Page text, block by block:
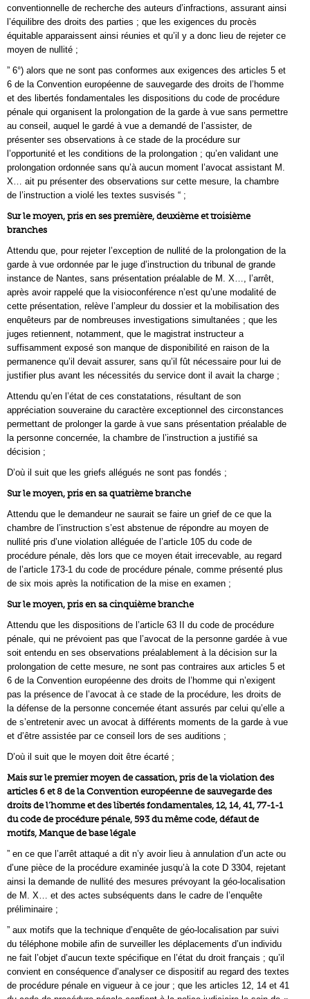
conventionnelle de recherche des auteurs d’infractions, assurant ainsi
l’équilibre des droits des parties ; que les exigences du procès
équitable apparaissent ainsi réunies et qu’il y a donc lieu de rejeter ce
moyen de nullité ;
” 6°) alors que ne sont pas conformes aux exigences des articles 5 et
6 de la Convention européenne de sauvegarde des droits de l’homme
et des libertés fondamentales les dispositions du code de procédure
pénale qui organisent la prolongation de la garde à vue sans permettre
au conseil, auquel le gardé à vue a demandé de l’assister, de
présenter ses observations à ce stade de la procédure sur
l’opportunité et les conditions de la prolongation ; qu’en validant une
prolongation ordonnée sans qu’à aucun moment l’avocat assistant M.
X… ait pu présenter des observations sur cette mesure, la chambre
de l’instruction a violé les textes susvisés “ ;
Sur le moyen, pris en ses première, deuxième et troisième
branches
Attendu que, pour rejeter l’exception de nullité de la prolongation de la
garde à vue ordonnée par le juge d’instruction du tribunal de grande
instance de Nantes, sans présentation préalable de M. X…, l’arrêt,
après avoir rappelé que la visioconférence n’est qu’une modalité de
cette présentation, relève l’ampleur du dossier et la mobilisation des
enquêteurs par de nombreuses investigations simultanées ; que les
juges retiennent, notamment, que le magistrat instructeur a
suffisamment exposé son manque de disponibilité en raison de la
permanence qu’il devait assurer, sans qu’il fût nécessaire pour lui de
justifier plus avant les nécessités du service dont il avait la charge ;
Attendu qu’en l’état de ces constatations, résultant de son
appréciation souveraine du caractère exceptionnel des circonstances
permettant de prolonger la garde à vue sans présentation préalable de
la personne concernée, la chambre de l’instruction a justifié sa
décision ;
D’où il suit que les griefs allégués ne sont pas fondés ;
Sur le moyen, pris en sa quatrième branche
Attendu que le demandeur ne saurait se faire un grief de ce que la
chambre de l’instruction s’est abstenue de répondre au moyen de
nullité pris d’une violation alléguée de l’article 105 du code de
procédure pénale, dès lors que ce moyen était irrecevable, au regard
de l’article 173-1 du code de procédure pénale, comme présenté plus
de six mois après la notification de la mise en examen ;
Sur le moyen, pris en sa cinquième branche
Attendu que les dispositions de l’article 63 II du code de procédure
pénale, qui ne prévoient pas que l’avocat de la personne gardée à vue
soit entendu en ses observations préalablement à la décision sur la
prolongation de cette mesure, ne sont pas contraires aux articles 5 et
6 de la Convention européenne des droits de l’homme qui n’exigent
pas la présence de l’avocat à ce stade de la procédure, les droits de
la défense de la personne concernée étant assurés par celui qu’elle a
de s’entretenir avec un avocat à différents moments de la garde à vue
et d’être assistée par ce conseil lors de ses auditions ;
D’où il suit que le moyen doit être écarté ;
Mais sur le premier moyen de cassation, pris de la violation des
articles 6 et 8 de la Convention européenne de sauvegarde des
droits de l’homme et des libertés fondamentales, 12, 14, 41, 77-1-1
du code de procédure pénale, 593 du même code, défaut de
motifs, Manque de base légale
” en ce que l’arrêt attaqué a dit n’y avoir lieu à annulation d’un acte ou
d’une pièce de la procédure examinée jusqu’à la cote D 3304, rejetant
ainsi la demande de nullité des mesures prévoyant la géo-localisation
de M. X… et des actes subséquents dans le cadre de l’enquête
préliminaire ;
” aux motifs que la technique d’enquête de géo-localisation par suivi
du téléphone mobile afin de surveiller les déplacements d’un individu
ne fait l’objet d’aucun texte spécifique en l’état du droit français ; qu’il
convient en conséquence d’analyser ce dispositif au regard des textes
de procédure pénale en vigueur à ce jour ; que les articles 12, 14 et 41